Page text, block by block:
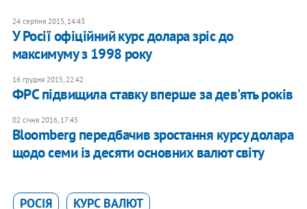
24 серпня 2015, 14:43
У Росії офіційний курс долара зріс до
максимуму з 1998 року
16 грудня 2015, 22:42
ФРС підвищила ставку вперше за дев'ять років
02 січня 2016, 17:45
Bloomberg передбачив зростання курсу долара
щодо семи із десяти основних валют світу
РОСІЯ КУРС ВАЛЮТ